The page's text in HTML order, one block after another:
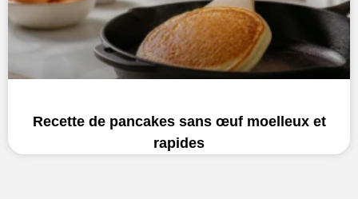
Recette de pancakes sans œuf moelleux et
rapides